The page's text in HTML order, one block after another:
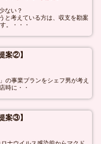
ない？
と考えている方は、収支を勘案
。・・・
案②】
の事業プランをシェフ男が考え
時に・・
案③】